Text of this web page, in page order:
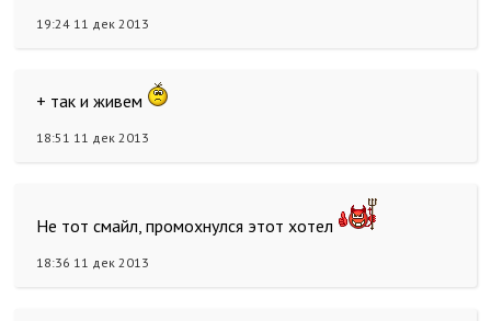
19:24 11 дек 2013
+ так и живем
18:51 11 дек 2013
Не тот смайл, промохнулся этот хотел
18:36 11 дек 2013